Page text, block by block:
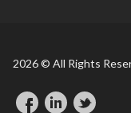
2026 © All Rights